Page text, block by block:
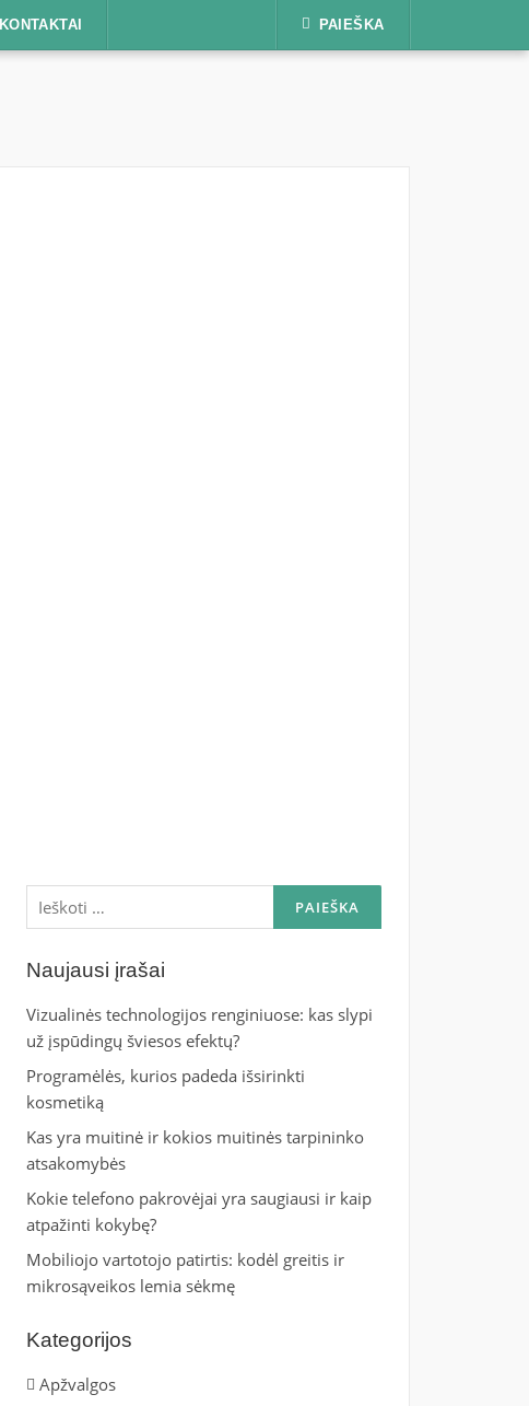
KONTAKTAI PAIEŠKA
Ieškoti:
Naujausi įrašai
Vizualinės technologijos renginiuose: kas slypi
už įspūdingų šviesos efektų?
Programėlės, kurios padeda išsirinkti
kosmetiką
Kas yra muitinė ir kokios muitinės tarpininko
atsakomybės
Kokie telefono pakrovėjai yra saugiausi ir kaip
atpažinti kokybę?
Mobiliojo vartotojo patirtis: kodėl greitis ir
mikrosąveikos lemia sėkmę
Kategorijos
Apžvalgos